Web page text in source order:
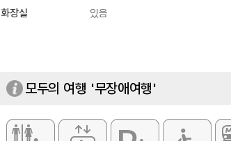
화장실
있음
모두의 여행 '무장애여행'